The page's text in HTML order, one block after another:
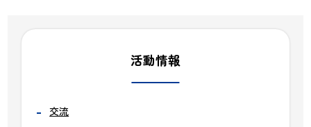
活動情報
交流